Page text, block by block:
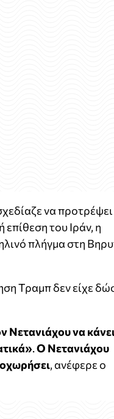
να προτρέψει
του Ιράν, η
πλήγμα στη
Τραμπ δεν είχε
Νετανιάχου να
.Ο Νετανιάχου
, ανέφερε ο